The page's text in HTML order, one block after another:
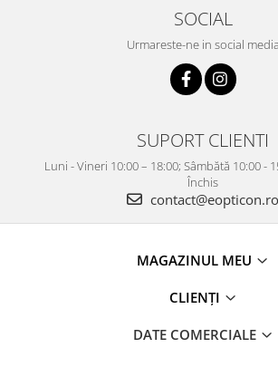
SOCIAL
Urmareste-ne in social media
SUPORT CLIENTI
Luni - Vineri 10:00 – 18:00; Sâmbătă 10:00 -
Închis
contact@eopticon.ro
MAGAZINUL MEU
CLIENȚI
DATE COMERCIALE